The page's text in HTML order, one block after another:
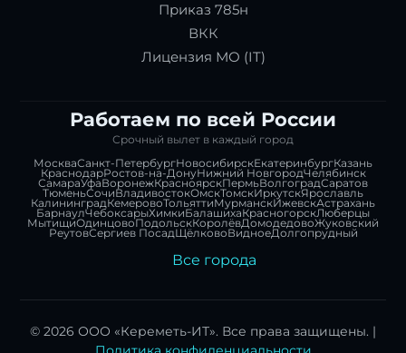
Приказ 785н
ВКК
Лицензия МО (IT)
Работаем по всей России
Срочный вылет в каждый город
МоскваСанкт-ПетербургНовосибирскЕкатеринбургКазань
КраснодарРостов-на-ДонуНижний НовгородЧелябинск
СамараУфаВоронежКрасноярскПермьВолгоградСаратов
ТюменьСочиВладивостокОмскТомскИркутскЯрославль
КалининградКемеровоТольяттиМурманскИжевскАстрахань
БарнаулЧебоксарыХимкиБалашихаКрасногорскЛюберцы
МытищиОдинцовоПодольскКоролёвДомодедовоЖуковский
РеутовСергиев ПосадЩёлковоВидноеДолгопрудный
Все города
© 2026 ООО «Кереметь-ИТ». Все права защищены. |